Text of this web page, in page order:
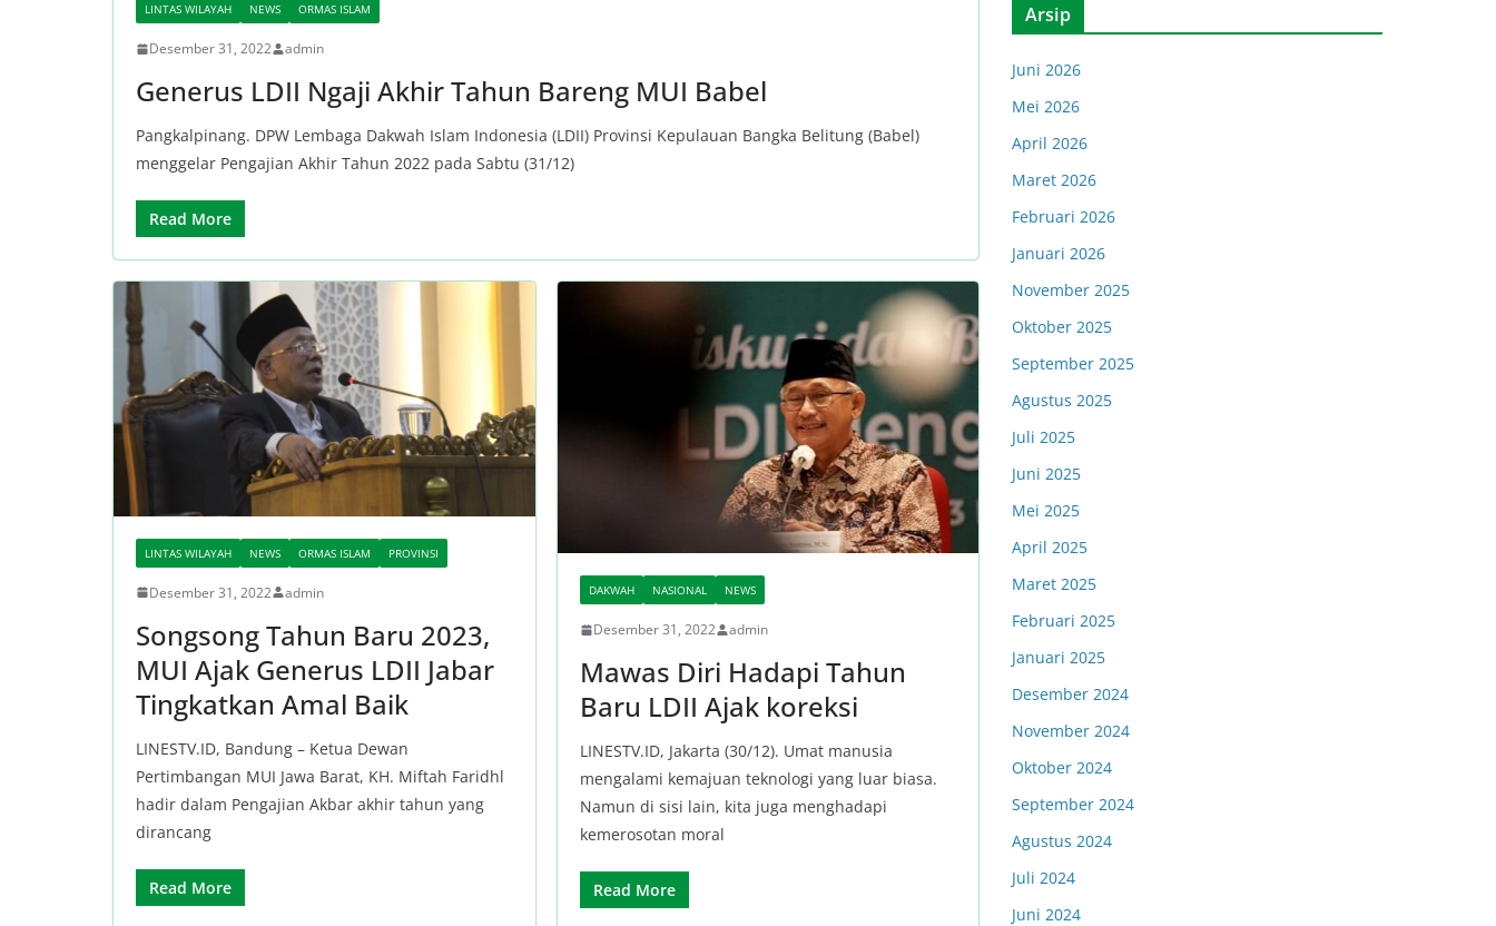
LINTAS WILAYAH NEWS ORMAS ISLAM
Desember 31, 2022 admin
Generus LDII Ngaji Akhir Tahun Bareng MUI Babel
Pangkalpinang. DPW Lembaga Dakwah Islam Indonesia (LDII) Provinsi Kepulauan Bangka Belitung (Babel)
menggelar Pengajian Akhir Tahun 2022 pada Sabtu (31/12)
Read More
LINTAS WILAYAH NEWS ORMAS ISLAM PROVINSI
Desember 31, 2022 admin
Songsong Tahun Baru 2023,
MUI Ajak Generus LDII Jabar
Tingkatkan Amal Baik
LINESTV.ID, Bandung – Ketua Dewan
Pertimbangan MUI Jawa Barat, KH. Miftah Faridhl
hadir dalam Pengajian Akbar akhir tahun yang
dirancang
Read More
DAKWAH NASIONAL NEWS
Desember 31, 2022 admin
Mawas Diri Hadapi Tahun
Baru LDII Ajak koreksi
LINESTV.ID, Jakarta (30/12). Umat manusia
mengalami kemajuan teknologi yang luar biasa.
Namun di sisi lain, kita juga menghadapi
kemerosotan moral
Read More
Arsip
Juni 2026
Mei 2026
April 2026
Maret 2026
Februari 2026
Januari 2026
November 2025
Oktober 2025
September 2025
Agustus 2025
Juli 2025
Juni 2025
Mei 2025
April 2025
Maret 2025
Februari 2025
Januari 2025
Desember 2024
November 2024
Oktober 2024
September 2024
Agustus 2024
Juli 2024
Juni 2024